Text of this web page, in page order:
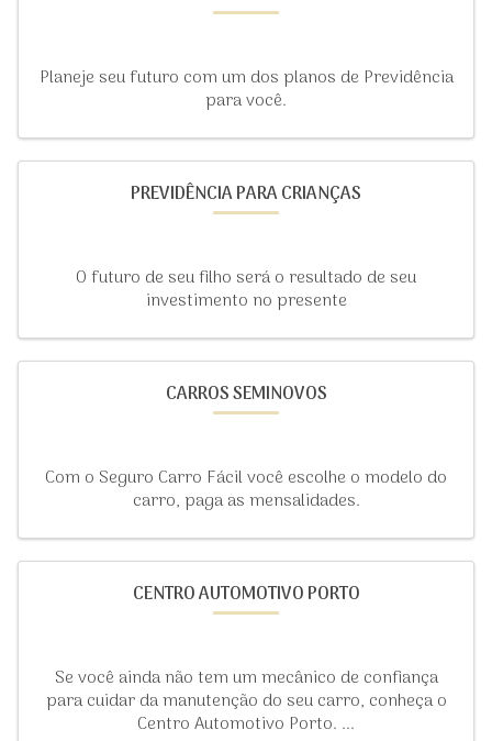
Planeje seu futuro com um dos planos de Previdência
para você.
PREVIDÊNCIA PARA CRIANÇAS
O futuro de seu filho será o resultado de seu
investimento no presente
CARROS SEMINOVOS
Com o Seguro Carro Fácil você escolhe o modelo do
carro, paga as mensalidades.
CENTRO AUTOMOTIVO PORTO
Se você ainda não tem um mecânico de confiança
para cuidar da manutenção do seu carro, conheça o
Centro Automotivo Porto. ...